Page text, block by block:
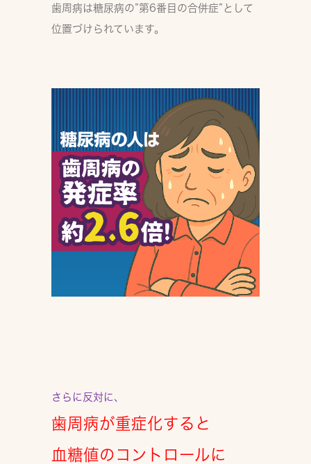
歯周病は糖尿病の”第6番目の合併症” として
位置づけられています。
さらに反対に、
歯周病が重症化すると
血糖値のコントロールに